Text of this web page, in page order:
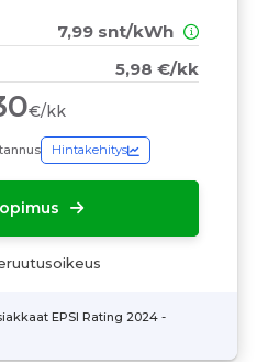
7,99 snt/kWh
5,98 €/kk
€/kk
Hintakehitys
EPSI Rating 2024 -